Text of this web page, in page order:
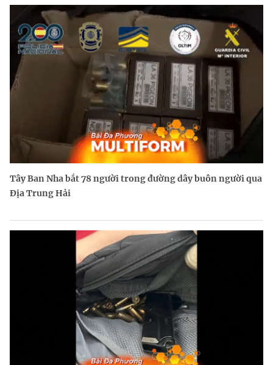
Tây Ban Nha bắt 78 người trong đường dây buôn người qua
Địa Trung Hải